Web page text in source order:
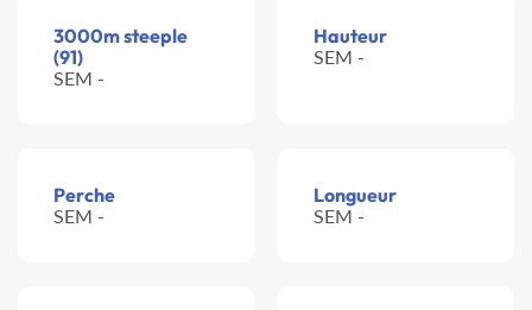
3000m steeple
(91)
SEM -
Hauteur
SEM -
Perche
SEM -
Longueur
SEM -